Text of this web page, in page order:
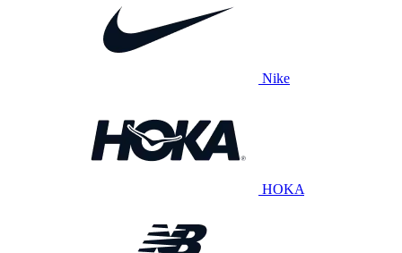
Nike
HOKA